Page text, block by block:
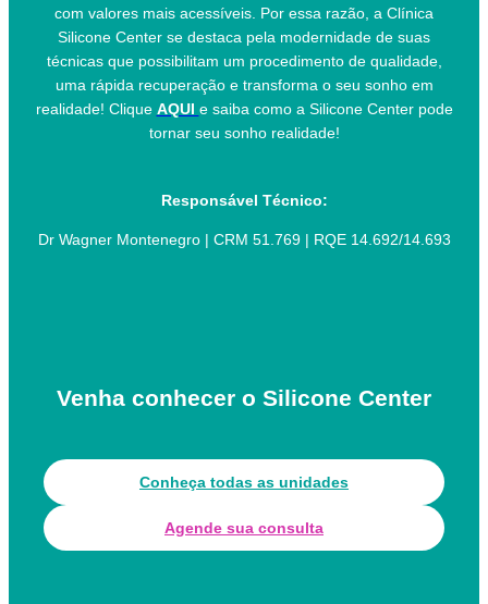
com valores mais acessíveis. Por essa razão, a Clínica
Silicone Center se destaca pela modernidade de suas
técnicas que possibilitam um procedimento de qualidade,
uma rápida recuperação e transforma o seu sonho em
realidade! Clique AQUI e saiba como a Silicone Center pode
tornar seu sonho realidade!
Responsável Técnico:
Dr Wagner Montenegro | CRM 51.769 | RQE 14.692/14.693
Venha conhecer o Silicone Center
Conheça todas as unidades
Agende sua consulta